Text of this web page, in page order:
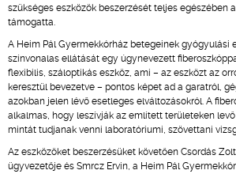
szükséges eszközök beszerzését teljes egészében
támogatta.
A Heim Pál Gyermekkórház betegeinek gyógyulási
színvonalas ellátását egy úgynevezett
flexibilis, száloptikás eszköz, ami – az eszközt az
keresztül bevezetve – pontos képet ad a garatról,
azokban jelen lévő esetleges elváltozásokról. A
alkalmas, hogy leszívják az említett területeken
mintát tudjanak venni laboratóriumi, szövettani
Az eszközöket beszerzésüket követően Csordás
ügyvezetője és Smrcz Ervin, a Heim Pál